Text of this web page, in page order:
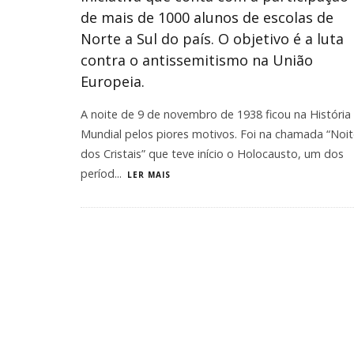
de mais de 1000 alunos de escolas de
Norte a Sul do país. O objetivo é a luta
contra o antissemitismo na União
Europeia.
A noite de 9 de novembro de 1938 ficou na História
Mundial pelos piores motivos. Foi na chamada
dos Cristais” que teve início o Holocausto, um dos
períod... LER MAIS